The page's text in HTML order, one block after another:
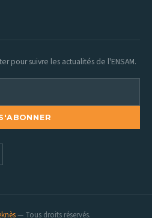
pour suivre les actualités de l'ENSAM.
— Tous droits réservés.